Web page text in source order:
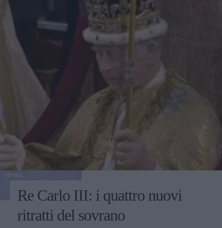
Re Carlo III: i quattro nuovi
ritratti del sovrano